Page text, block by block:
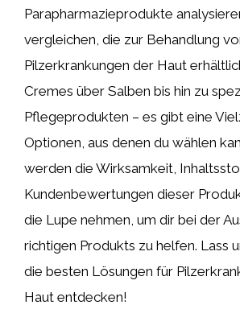
Parapharmazieprodukte
vergleichen, die zur Behandlung
Pilzerkrankungen der Haut
Cremes über Salben bis hin zu
Pflegeprodukten – es gibt eine
Optionen, aus denen du wählen
werden die Wirksamkeit,
Kundenbewertungen dieser
die Lupe nehmen, um dir bei der
richtigen Produkts zu helfen. Lass
die besten Lösungen für
Haut entdecken!